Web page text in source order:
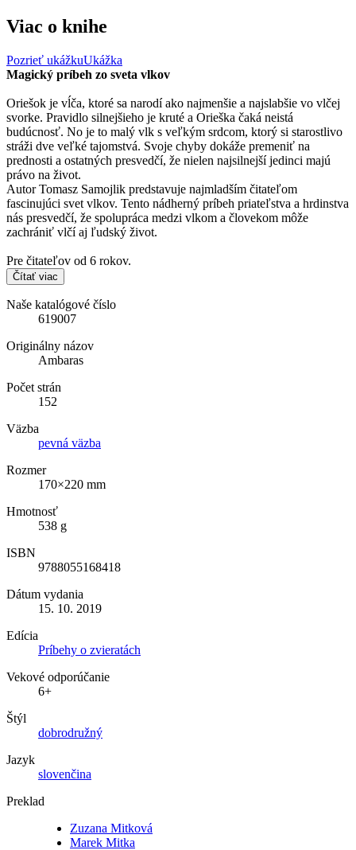
Viac o knihe
Pozrieť ukážkuUkážka
Magický príbeh zo sveta vlkov
Oriešok je vĺča, ktoré sa narodí ako najmenšie a najslabšie vo vlčej
svorke. Pravidlo silnejšieho je kruté a Orieška čaká neistá
budúcnosť. No je to malý vlk s veľkým srdcom, ktorý si starostlivo
stráži dve veľké tajomstvá. Svoje chyby dokáže premeniť na
prednosti a ostatných presvedčí, že nielen najsilnejší jedinci majú
právo na život.
Autor Tomasz Samojlik predstavuje najmladším čitateľom
fascinujúci svet vlkov. Tento nádherný príbeh priateľstva a hrdinstva
nás presvedčí, že spolupráca medzi vlkom a človekom môže
zachrániť vlčí aj ľudský život.
Pre čitateľov od 6 rokov.
Čítať viac
Naše katalógové číslo
619007
Originálny názov
Ambaras
Počet strán
152
Väzba
pevná väzba
Rozmer
170×220 mm
Hmotnosť
538 g
ISBN
9788055168418
Dátum vydania
15. 10. 2019
Edícia
Príbehy o zvieratách
Vekové odporúčanie
6+
Štýl
dobrodružný
Jazyk
slovenčina
Preklad
Zuzana Mitková
Marek Mitka